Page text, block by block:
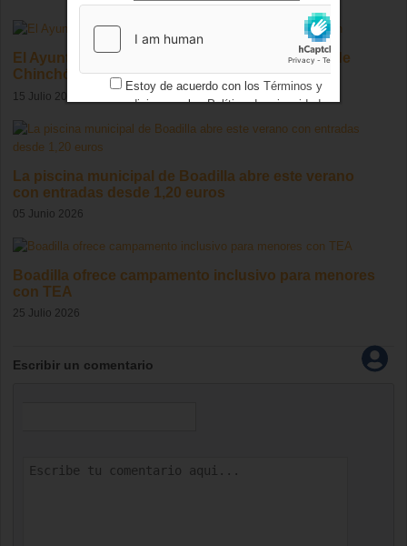
El Ayuntamiento licita la cafetería del Condesa de
Chinchón
15 Julio 2026
La piscina municipal de Boadilla abre este verano
con entradas desde 1,20 euros
05 Junio 2026
Boadilla ofrece campamento inclusivo para menores
con TEA
25 Julio 2026
Escribir un comentario
Estoy de acuerdo con los Términos y
condicionesy losPolítica de privacidad